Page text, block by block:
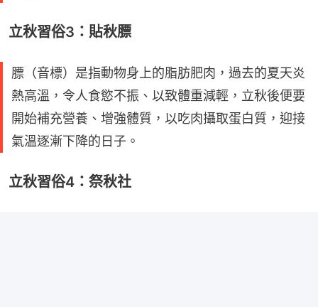
立秋習俗3：貼秋膘
膘（音標）是指動物身上的脂肪肥肉，過去的夏天炎
熱高溫，令人食慾不振、以致體重減輕，立秋後便要
開始補充營養、增強體質，以吃肉攝取蛋白質，迎接
氣溫逐漸下降的日子。
立秋習俗4：祭秋社